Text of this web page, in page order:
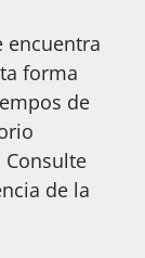
encuentra
forma
de
Consulte
de la